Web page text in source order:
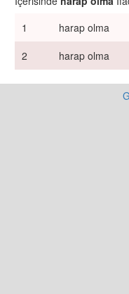
1
harap olma
2
harap olma